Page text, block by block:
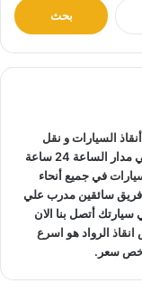
:
أنقاذ السياراتو نقل
والمعدات ولدينا اسطول سيارات يعمل علي مدار الساعة 24 ساعة
في جميع أنحاء
فريق سائقين مدرب علي
أتصل بنا الان
الرواد هو اسرع
سعر.